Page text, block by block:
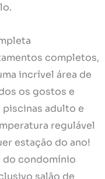
completos,
incrível área de
os gostos e
piscinas adulto e
regulável
estação do ano!
do condomínio
salão de